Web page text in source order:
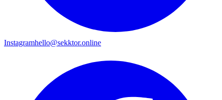
Instagramhello@sekktor.online